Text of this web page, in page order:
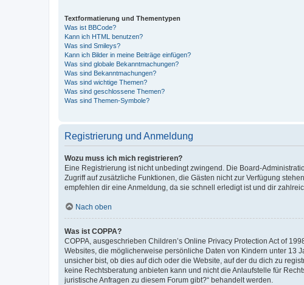
Textformatierung und Thementypen
Was ist BBCode?
Kann ich HTML benutzen?
Was sind Smileys?
Kann ich Bilder in meine Beiträge einfügen?
Was sind globale Bekanntmachungen?
Was sind Bekanntmachungen?
Was sind wichtige Themen?
Was sind geschlossene Themen?
Was sind Themen-Symbole?
Registrierung und Anmeldung
Wozu muss ich mich registrieren?
Eine Registrierung ist nicht unbedingt zwingend. Die Board-
Zugriff auf zusätzliche Funktionen, die Gästen nicht zur Verfügung
empfehlen dir eine Anmeldung, da sie schnell erledigt ist und dir
Nach oben
Was ist COPPA?
COPPA, ausgeschrieben Children’s Online Privacy Protection Act of
Websites, die möglicherweise persönliche Daten von Kindern unter 13
unsicher bist, ob dies auf dich oder die Website, auf der du dich zu
keine Rechtsberatung anbieten kann und nicht die Anlaufstelle für
juristische Anfragen zu diesem Forum gibt?“ behandelt werden.